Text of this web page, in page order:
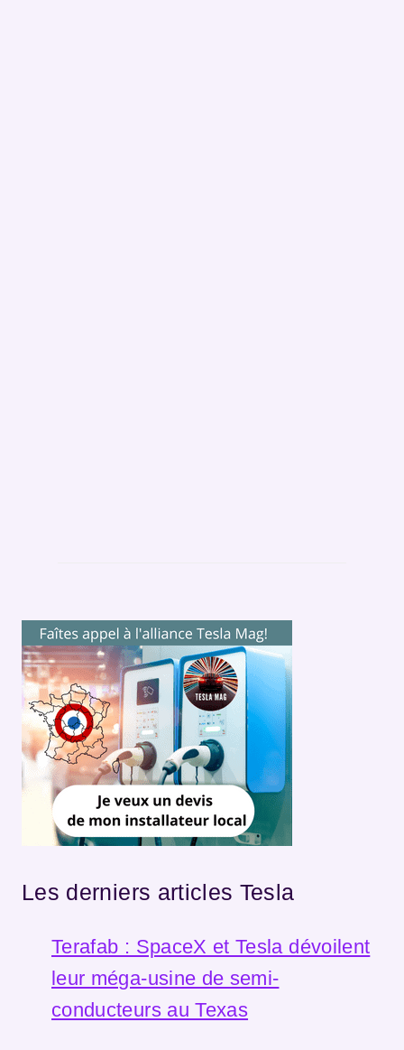
Les derniers articles Tesla
Terafab : SpaceX et Tesla dévoilent
leur méga-usine de semi-
conducteurs au Texas